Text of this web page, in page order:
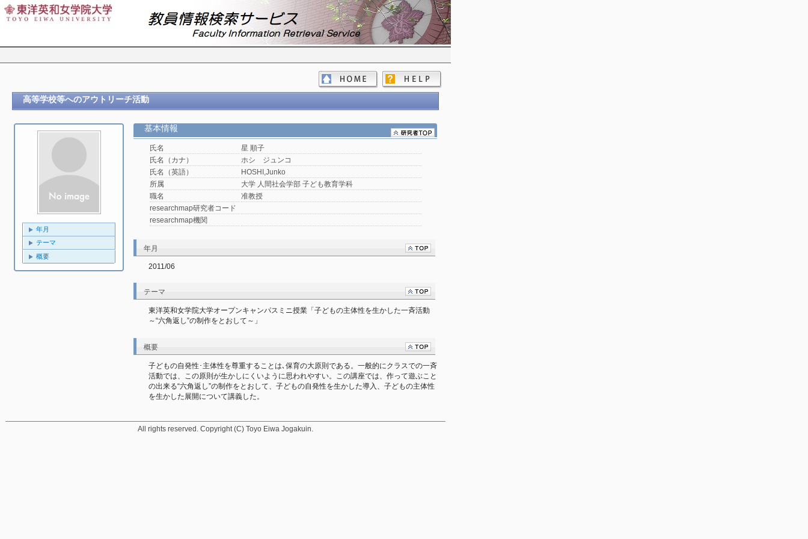
高等学校等へのアウトリーチ活動
年月
テーマ
概要
基本情報
氏名
星 順子
氏名（カナ）
ホシ ジュンコ
氏名（英語）
HOSHI,Junko
所属
大学 人間社会学部 子ども教育学科
職名
准教授
researchmap研究者コード
researchmap機関
年月
2011/06
テーマ
東洋英和女学院大学オープンキャンパスミニ授業「子どもの主体性を生かした一斉活動
～“六角返し”の制作をとおして～」
概要
子どもの自発性･主体性を尊重することは､保育の大原則である。一般的にクラスでの一斉
活動では、この原則が生かしにくいように思われやすい。この講座では、作って遊ぶこと
の出来る“六角返し”の制作をとおして、子どもの自発性を生かした導入、子どもの主体性
を生かした展開について講義した。